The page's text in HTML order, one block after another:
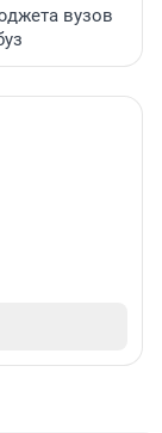
вузов